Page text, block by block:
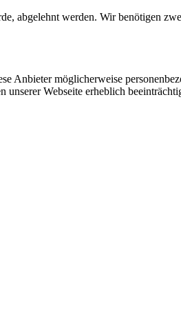
abgelehnt werden. Wir benötigen
Anbieter möglicherweise
Webseite erheblich